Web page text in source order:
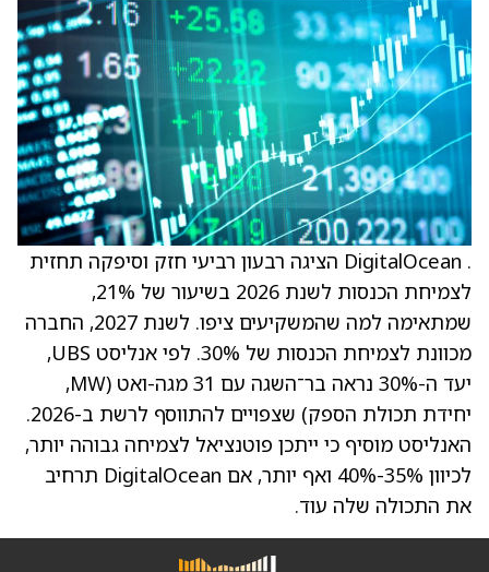
. DigitalOcean הציגה רבעון רביעי חזק וסיפקה תחזית
לצמיחת הכנסות לשנת 2026 בשיעור של 21%,
שמתאימה למה שהמשקיעים ציפו. לשנת 2027, החברה
מכוונת לצמיחת הכנסות של 30%. לפי אנליסט UBS,
יעד ה-30% נראה בר־השגה עם 31 מגה-ואט (MW,
יחידת תכולת הספק) שצפויים להתווסף לרשת ב-2026.
האנליסט מוסיף כי ייתכן פוטנציאל לצמיחה גבוהה יותר,
לכיוון 35%-40% ואף יותר, אם DigitalOcean תרחיב
את התכולה שלה עוד.